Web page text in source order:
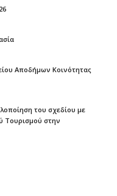
Αποδήμων Κοινότητας
του σχεδίου με
Τουρισμού στην